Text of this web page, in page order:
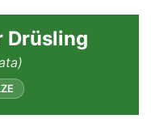
Drüsling